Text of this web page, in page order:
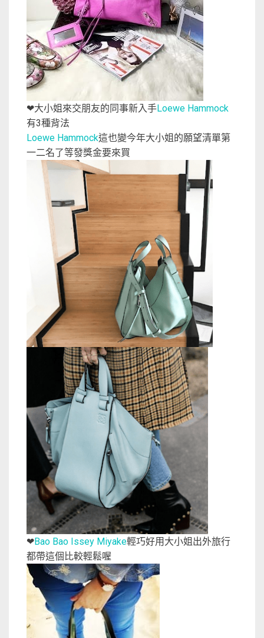
❤大小姐來交朋友的 同事新入手Loewe Hammock
有3種背法
Loewe Hammock這也變今年大小姐的願望清單第
一二名了等發獎金要來買
❤Bao Bao Issey Miyake輕巧好用大小姐出外旅行
都帶這個比較輕鬆喔